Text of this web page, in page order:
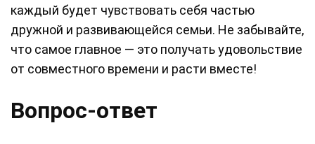
каждый будет чувствовать себя частью
дружной и развивающейся семьи. Не забывайте,
что самое главное — это получать удовольствие
от совместного времени и расти вместе!
Вопрос-ответ